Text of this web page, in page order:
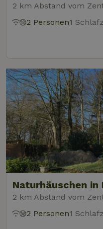
2 km Abstand vom
2 Personen1
Naturhäuschen in
2 km Abstand vom
2 Personen1